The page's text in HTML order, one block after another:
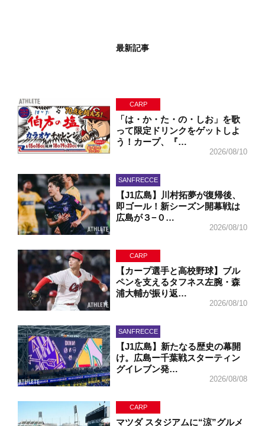
最新記事
CARP
「は・か・た・の・しお」を歌
って限定ドリンクをゲットしよ
う！カープ、『…
2026/08/10
SANFRECCE
【J1広島】川村拓夢が復帰後、
即ゴール！新シーズン開幕戦は
広島が３−０…
2026/08/10
CARP
【カープ選手と高校野球】ブル
ペンを支えるタフネス左腕・森
浦大輔が振り返…
2026/08/10
SANFRECCE
【J1広島】新たなる歴史の幕開
け。広島ー千葉戦スターティン
グイレブン発…
2026/08/08
CARP
マツダ スタジアムに“涼”グルメ